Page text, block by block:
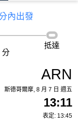
內出發
分
抵達
ARN
斯德哥爾摩, 8 月 7 日 週五
13:11
表定: 13:45